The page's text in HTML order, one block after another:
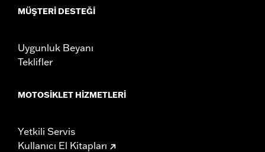
MÜŞTERI DESTEĞI
Uygunluk Beyanı
Teklifler
MOTOSIKLET HIZMETLERI
Yetkili Servis
Kullanıcı El Kitapları